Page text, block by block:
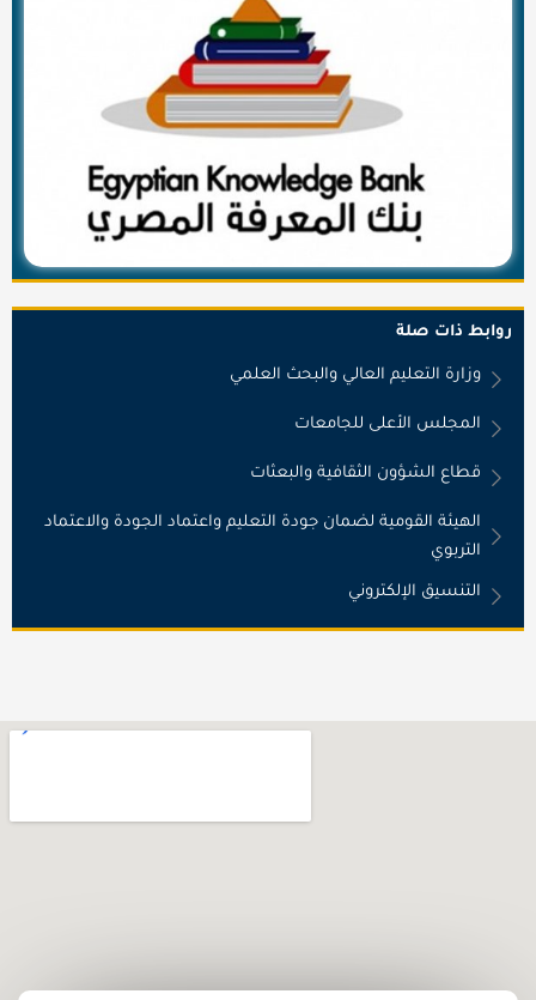
روابط ذات صلة
وزارة التعليم العالي والبحث العلمي
المجلس الأعلى للجامعات
قطاع الشؤون الثقافية والبعثات
الهيئة القومية لضمان جودة التعليم واعتماد الجودة والاعتماد
التربوي
التنسيق الإلكتروني